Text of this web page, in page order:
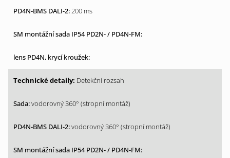
200 ms
Detekční rozsah
vodorovný 360° (stropní montáž)
vodorovný 360° (stropní montáž)